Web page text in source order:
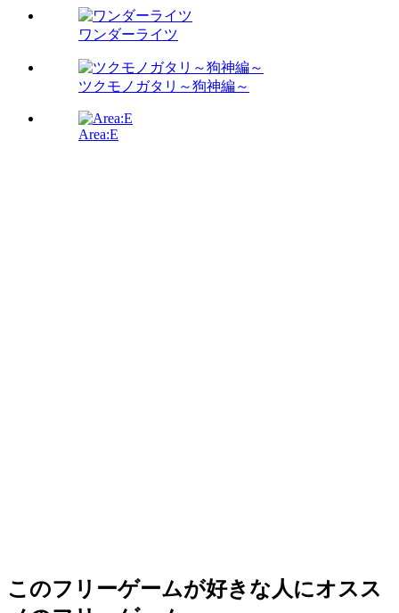
ワンダーライツ
ツクモノガタリ～狗神編～
Area:E
このフリーゲームが好きな人にオスス